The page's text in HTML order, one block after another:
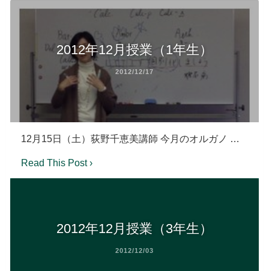
2012年12月授業（1年生）
2012/12/17
12月15日（土）荻野千恵美講師 今月のオルガノ …
Read This Post ›
2012年12月授業（3年生）
2012/12/03